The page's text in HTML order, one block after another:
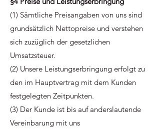
(1) Sämtliche Preisangaben von uns sind
grundsätzlich Nettopreise und verstehen
sich zuzüglich der gesetzlichen
Umsatzsteuer.
(2) Unsere Leistungserbringung erfolgt zu
den im Hauptvertrag mit dem Kunden
festgelegten Zeitpunkten.
(3) Der Kunde ist bis auf anderslautende
Vereinbarung mit uns